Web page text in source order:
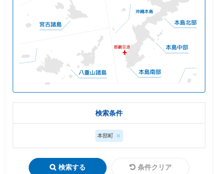
検索条件
本部町
検索する 条件クリア